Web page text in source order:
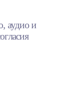
аудио и